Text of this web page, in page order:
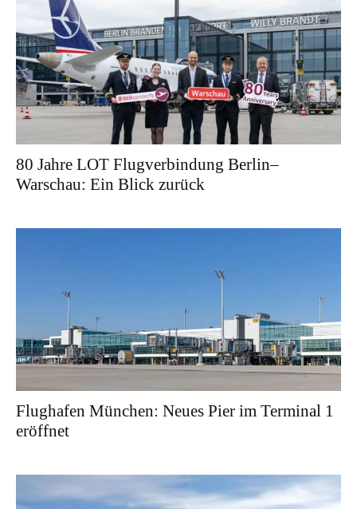
80 Jahre LOT Flugverbindung Berlin–
Warschau: Ein Blick zurück
Flughafen München: Neues Pier im Terminal 1
eröffnet